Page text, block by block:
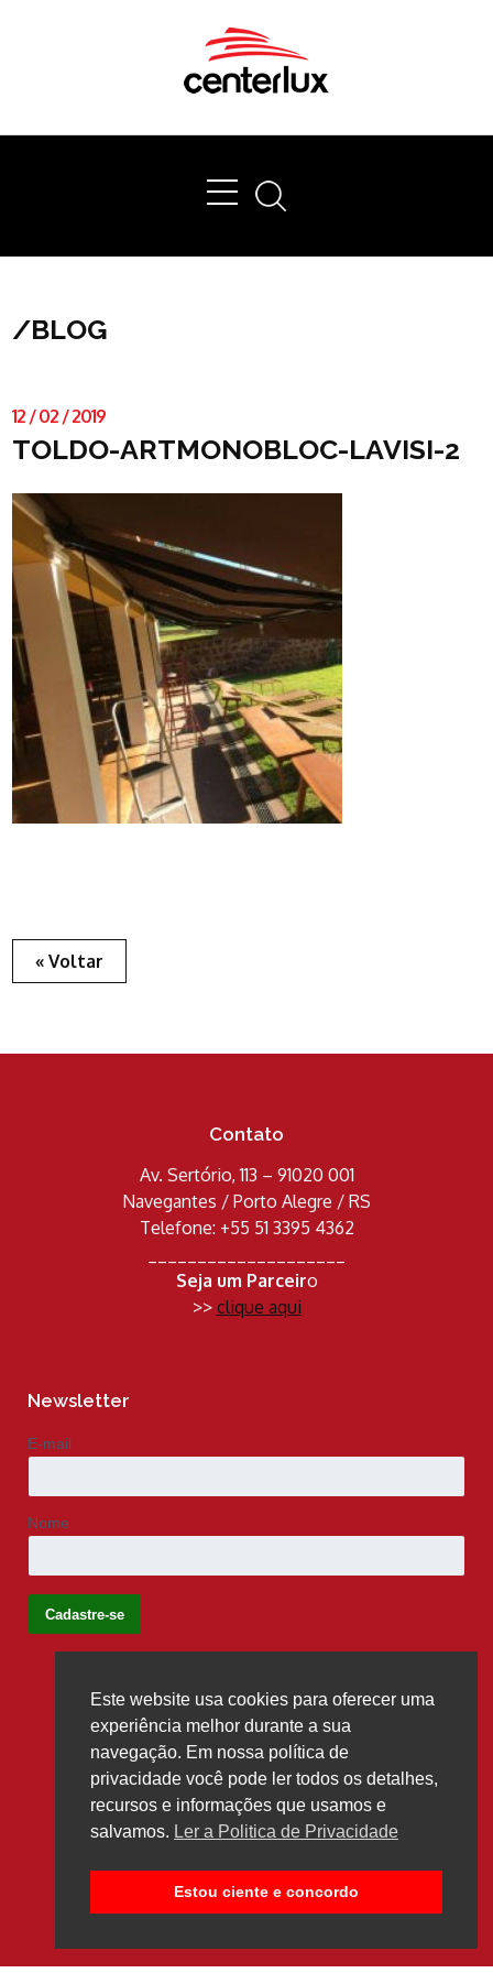
/BLOG
12 /02 /2019
TOLDO-ARTMONOBLOC-LAVISI-2
« Voltar
Contato
Av. Sertório, 113 – 91020 001
Navegantes / Porto Alegre / RS
Telefone: +55 51 3395 4362
Seja um Parceiro
>> clique aqui
Newsletter
E-mail
Nome
Siga-nos
Este website usa cookies para oferecer uma
experiência melhor durante a sua
navegação. Em nossa política de
privacidade você pode ler todos os detalhes,
recursos e informações que usamos e
salvamos. Ler a Politica de Privacidade
Estou ciente e concordo